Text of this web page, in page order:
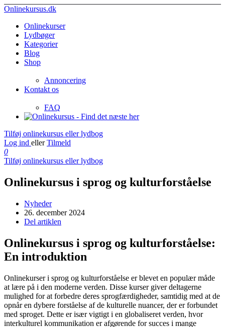
Onlinekursus.dk
Onlinekurser
Lydbøger
Kategorier
Blog
Shop
Annoncering
Kontakt os
FAQ
Tilføj onlinekursus eller lydbog
Log ind eller Tilmeld
0
Tilføj onlinekursus eller lydbog
Onlinekursus i sprog og kulturforståelse
Nyheder
26. december 2024
Del artiklen
Onlinekursus i sprog og kulturforståelse:
En introduktion
Onlinekurser i sprog og kulturforståelse er blevet en populær måde
at lære på i den moderne verden. Disse kurser giver deltagerne
mulighed for at forbedre deres sprogfærdigheder, samtidig med at de
opnår en dybere forståelse af de kulturelle nuancer, der er forbundet
med sproget. Dette er især vigtigt i en globaliseret verden, hvor
interkulturel kommunikation er afgørende for succes i mange